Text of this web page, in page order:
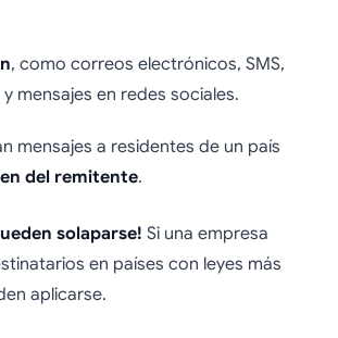
, como correos electrónicos, SMS,
mensajes en redes sociales.
mensajes a residentes de un país
del remitente.
solaparse! Si una empresa
en países con leyes más
aplicarse.